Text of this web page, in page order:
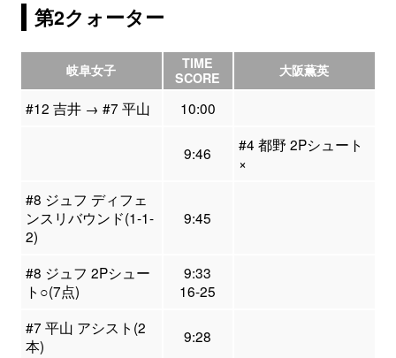
第2クォーター
岐阜女子
TIME
SCORE
大阪薫英
#12 吉井 → #7 平山 10:00
9:46
#4 都野 2Pシュート
×
#8 ジュフ ディフェ
ンスリバウンド(1-1-
2)
9:45
#8 ジュフ 2Pシュー
ト○(7点)
9:33
16-25
#7 平山 アシスト(2
本)
9:28